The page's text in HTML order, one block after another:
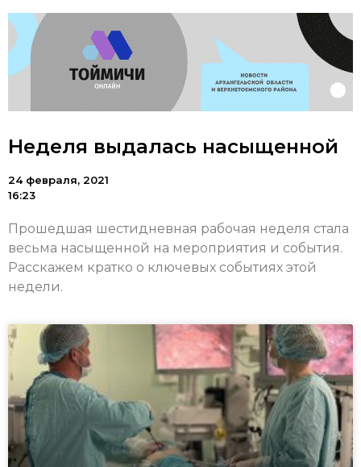
Неделя выдалась насыщенной
24 февраля, 2021
16:23
Прошедшая шестидневная рабочая неделя стала
весьма насыщенной на мероприятия и события.
Расскажем кратко о ключевых событиях этой
недели.